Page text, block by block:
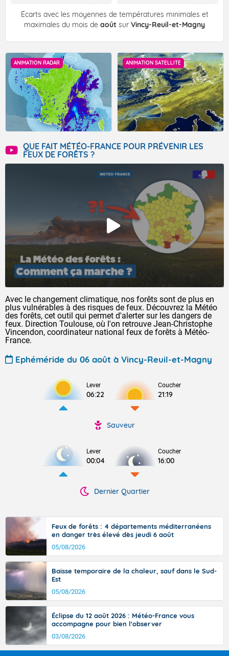
Écarts avec les moyennes de températures minimales et
maximales du mois de août sur Vincy-Reuil-et-Magny
ANIMATION RADAR ANIMATION SATELLITE
QUE FAIT MÉTÉO-FRANCE POUR PRÉVENIR LES
FEUX DE FORÊTS ?
Avec le changement climatique, nos forêts sont de plus en
plus vulnérables à des risques de feux. Découvrez la Météo
des forêts, cet outil qui permet d'alerter sur les dangers de
feux. Direction Toulouse, où l'on retrouve Jean-Christophe
Vincendon, coordinateur national feux de forêts à Météo-
France.
Ephéméride du 06 août à Vincy-Reuil-et-Magny
Lever
06:22
Coucher
21:19
Sauveur
Lever
00:04
Coucher
16:00
Dernier Quartier
Feux de forêts : 4 départements méditerranéens
en danger très élevé dès jeudi 6 août
05/08/2026
Baisse temporaire de la chaleur, sauf dans le Sud-
Est
05/08/2026
Éclipse du 12 août 2026 : Météo-France vous
accompagne pour bien l'observer
03/08/2026